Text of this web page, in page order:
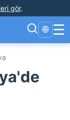
gör.
🌐 ☰